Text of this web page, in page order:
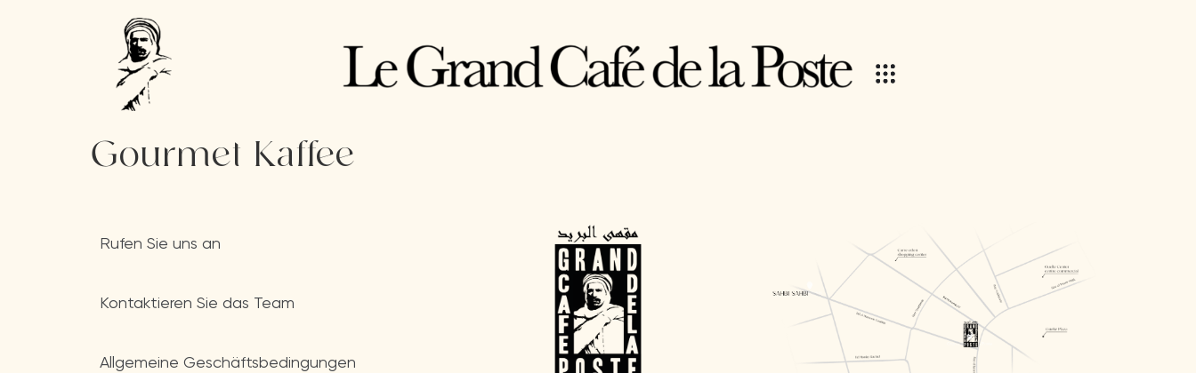
Gourmet-Kaffee
Rufen Sie uns an
Kontaktieren Sie das Team
Allgemeine Geschäftsbedingungen